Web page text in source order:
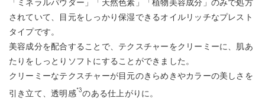
「ミネラルパウダー」「天然色素」「植物美容成分」のみで処方
されていて、目元をしっかり保湿できるオイルリッチなプレスト
タイプです。
美容成分を配合することで、テクスチャーをクリーミーに、肌あ
たりをしっとりソフトにすることができました。
クリーミーなテクスチャーが目元のきらめきやカラーの美しさを
引き立て、透明感*3のある仕上がりに。